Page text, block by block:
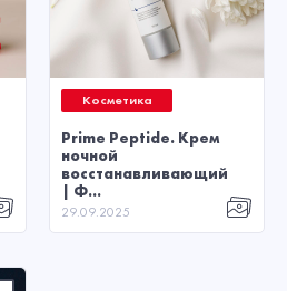
Косметика
Prime Peptide. Крем
ночной
восстанавливающий
| Ф...
29.09.2025